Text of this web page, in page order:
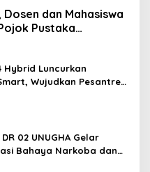
dan Mahasiswa
Pustaka
Hybrid Luncurkan
Wujudkan Pesantren
02 UNUGHA Gelar
Bahaya Narkoba dan
Fathurrahman